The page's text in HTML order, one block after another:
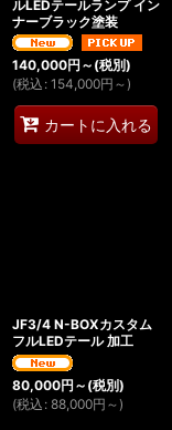
ルLEDテールランプ イン
ナーブラック塗装
140,000円 ～ (税別)
(税込 : 154,000円 ～)
カートに入れる
JF3/4 N-BOXカスタム
フルLEDテール 加工
80,000円 ～ (税別)
(税込 : 88,000円 ～)